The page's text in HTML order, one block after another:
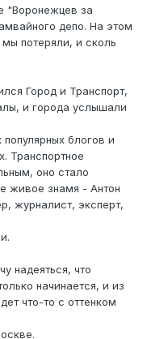
"Воронежцев за
депо. На этом
потеряли, и сколь
Город и Транспорт,
и города услышали
блогов и
Транспортное
оно стало
живое знамя - Антон
журналист, эксперт,
надеяться, что
начинается, и из
что-то с оттенком